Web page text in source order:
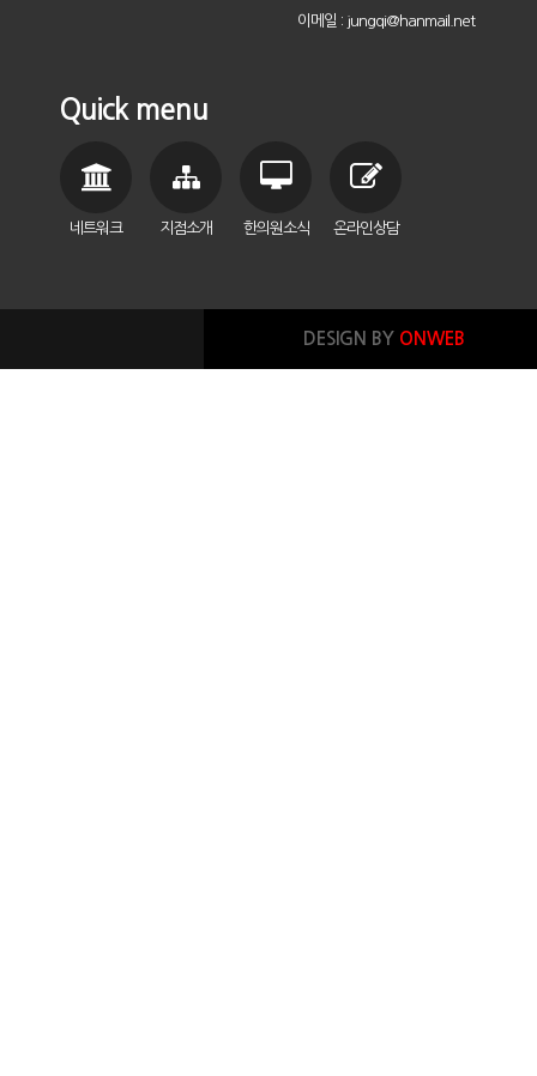
이메일 : jungqi@hanmail.net
Quick menu
네트워크 지점소개 한의원소식 온라인상담
DESIGN BY ONWEB